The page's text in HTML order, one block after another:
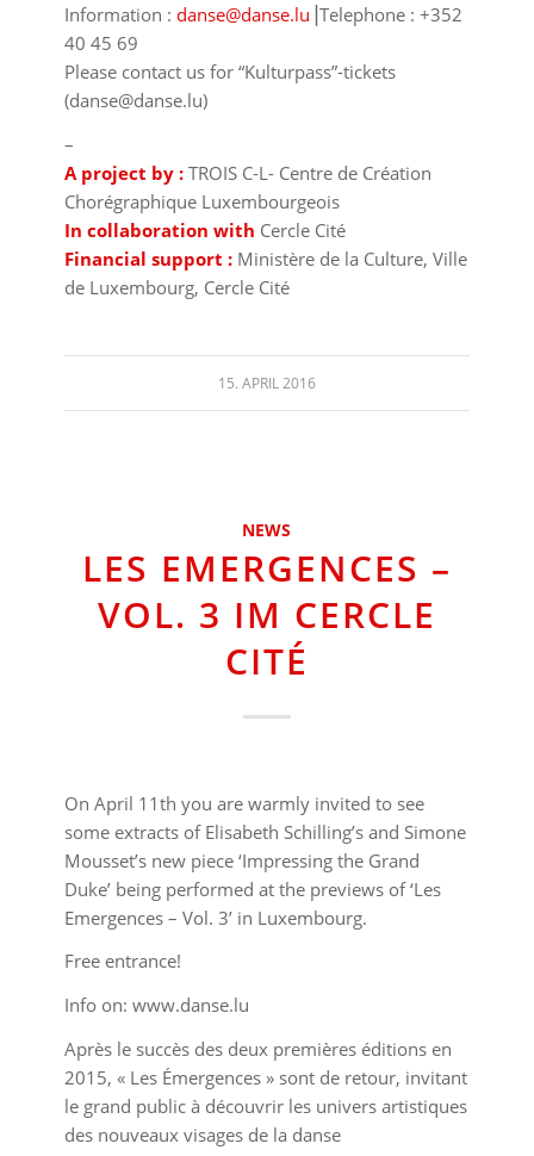
Information : danse@danse.lu ⎥Telephone : +352
40 45 69
Please contact us for “Kulturpass”-tickets
(danse@danse.lu)
–
A project by :TROIS C-L- Centre de Création
Chorégraphique Luxembourgeois
In collaboration with Cercle Cité
Financial support :Ministère de la Culture, Ville
de Luxembourg, Cercle Cité
15. APRIL 2016
NEWS
LES EMERGENCES –
VOL. 3 IM CERCLE
CITÉ
On April 11th you are warmly invited to see
some extracts of Elisabeth Schilling’s and Simone
Mousset’s new piece ‘Impressing the Grand
Duke’ being performed at the previews of ‘Les
Emergences – Vol. 3’ in Luxembourg.
Free entrance!
Info on: www.danse.lu
Après le succès des deux premières éditions en
2015, « Les Émergences » sont de retour, invitant
le grand public à découvrir les univers artistiques
des nouveaux visages de la danse